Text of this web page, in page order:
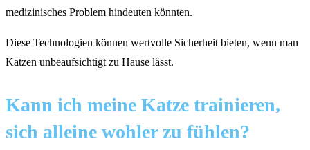
medizinisches Problem hindeuten könnten.
Diese Technologien können wertvolle Sicherheit bieten, wenn man
Katzen unbeaufsichtigt zu Hause lässt.
Kann ich meine Katze trainieren,
sich alleine wohler zu fühlen?